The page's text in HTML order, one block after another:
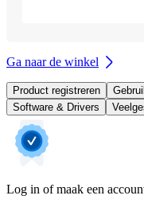
Ga naar de winkel
Product registreren
Software & Drivers
Log in of maak een